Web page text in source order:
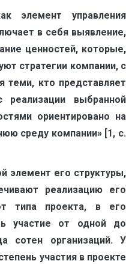
элемент управления
в себя выявление,
ценностей, которые,
стратегии компании, с
теми, кто представляет
реализации выбранной
ориентировано на
среду компании» [1, с.
элемент его структуры,
реализацию его
типа проекта, в его
участие от одной до
сотен организаций. У
участия в проекте